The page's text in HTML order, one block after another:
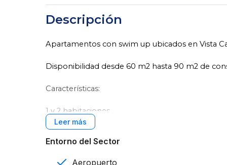
Descripción
Apartamentos con swim up ubicados en Vista
Disponibilidad desde 60 m2 hasta 90 m2 de
Características:
1 y 2 habitaciones
Entorno del Sector
Aeropuerto